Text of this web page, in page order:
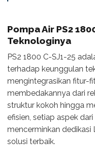
Pompa Air PS2
Teknologinya
PS2 1800 C-SJ1-25
terhadap keunggulan
mengintegrasikan fitur-
membedakannya dari
struktur kokoh hingga
efisien, setiap aspek
mencerminkan
solusi terbaik.